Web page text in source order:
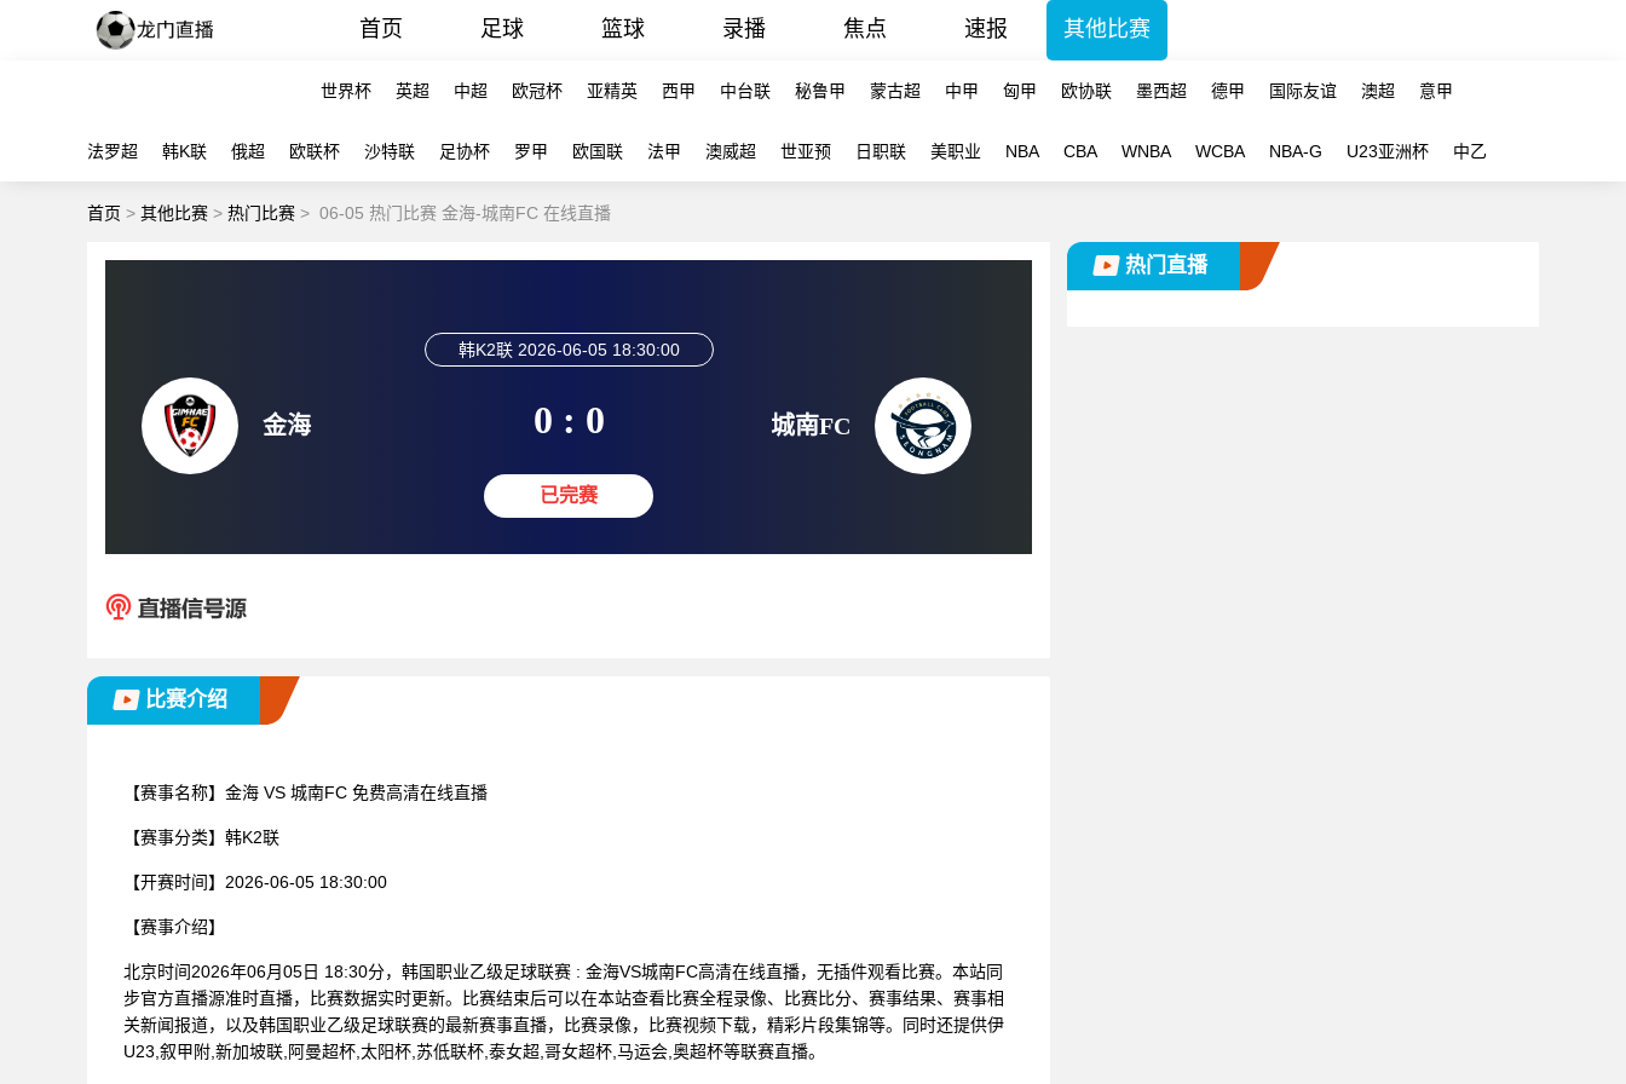
首页 足球 篮球 录播 焦点 速报 其他比赛
世界杯 英超 中超 欧冠杯 亚精英 西甲 中台联 秘鲁甲 蒙古超 中甲 匈甲 欧协联 墨西超 德甲 国际友谊 澳超 意甲
法罗超 韩K联 俄超 欧联杯 沙特联 足协杯 罗甲 欧国联 法甲 澳威超 世亚预 日职联 美职业 NBA CBA WNBA WCBA NBA-G U23亚洲杯 中乙
首页 > 其他比赛 > 热门比赛 > 06-05 热门比赛 金海-城南FC 在线直播
金海
韩K2联 2026-06-05 18:30:00
0 : 0
已完赛
城南FC
比赛介绍
【赛事名称】 金海 VS 城南FC 免费高清在线直播
【赛事分类】 韩K2联
【开赛时间】 2026-06-05 18:30:00
【赛事介绍】
北京时间2026年06月05日 18:30分，韩国职业乙级足球联赛 : 金海VS城南FC高清在线直播，无插件观看比赛。本站同
步官方直播源准时直播，比赛数据实时更新。比赛结束后可以在本站查看比赛全程录像、比赛比分、赛事结果、赛事相
关新闻报道，以及韩国职业乙级足球联赛的最新赛事直播，比赛录像，比赛视频下载，精彩片段集锦等。同时还提供伊
U23,叙甲附,新加坡联,阿曼超杯,太阳杯,苏低联杯,泰女超,哥女超杯,马运会,奥超杯等联赛直播。
热门直播